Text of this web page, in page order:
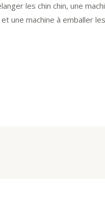
les chin chin, une
une machine à emballer